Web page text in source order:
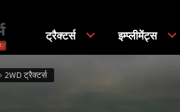
ट्रैक्टर्स इम्प्लीमेंट्स
2WD ट्रैक्टर्स